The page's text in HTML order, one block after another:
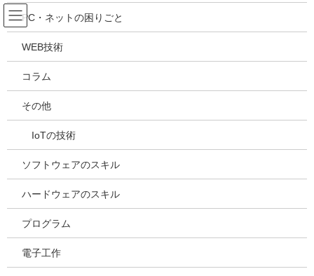
コ
ン
テ
ツ
ス
ッ
ナ
ビ
ゲ
シ
ン
移
吉川万能ＩＴ研究所
メディア
HOME
2019年1月28日
20190128105720
PC・ネットの困りごと
WEB技術
コラム
その他
IoTの技術
ソフトウェアのスキル
ハードウェアのスキル
プログラム
電子工作